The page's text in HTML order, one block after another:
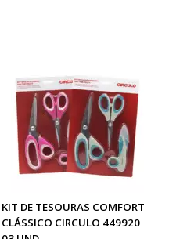
KIT DE TESOURAS COMFORT
CLÁSSICO CIRCULO 449920